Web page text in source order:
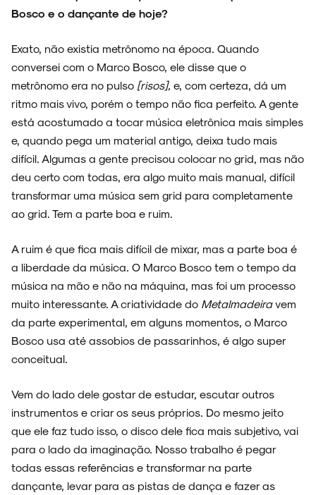
Bosco e o dançante de hoje?
Exato, não existia metrônomo na época. Quando
conversei com o Marco Bosco, ele disse que o
metrônomo era no pulso [risos], e, com certeza, dá um
ritmo mais vivo, porém o tempo não fica perfeito. A gente
está acostumado a tocar música eletrônica mais simples
e, quando pega um material antigo, deixa tudo mais
difícil. Algumas a gente precisou colocar no grid, mas não
deu certo com todas, era algo muito mais manual, difícil
transformar uma música sem grid para completamente
ao grid. Tem a parte boa e ruim.
A ruim é que fica mais difícil de mixar, mas a parte boa é
a liberdade da música. O Marco Bosco tem o tempo da
música na mão e não na máquina, mas foi um processo
muito interessante. A criatividade do Metalmadeiravem
da parte experimental, em alguns momentos, o Marco
Bosco usa até assobios de passarinhos, é algo super
conceitual.
Vem do lado dele gostar de estudar, escutar outros
instrumentos e criar os seus próprios. Do mesmo jeito
que ele faz tudo isso, o disco dele fica mais subjetivo, vai
para o lado da imaginação. Nosso trabalho é pegar
todas essas referências e transformar na parte
dançante, levar para as pistas de dança e fazer as